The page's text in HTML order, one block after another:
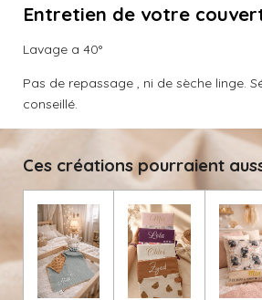
Entretien de votre
Lavage a 40°
Pas de repassage , ni de sèche linge.
conseillé.
Ces créations pourraient